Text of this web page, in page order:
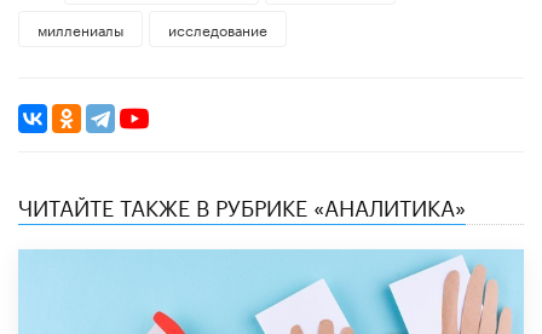
миллениалы
исследование
ЧИТАЙТЕ ТАКЖЕ В РУБРИКЕ «АНАЛИТИКА»